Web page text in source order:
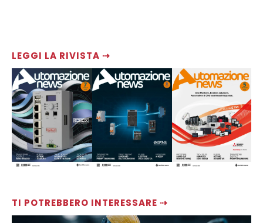
LEGGI LA RIVISTA ⇢
TI POTREBBERO INTERESSARE ⇢